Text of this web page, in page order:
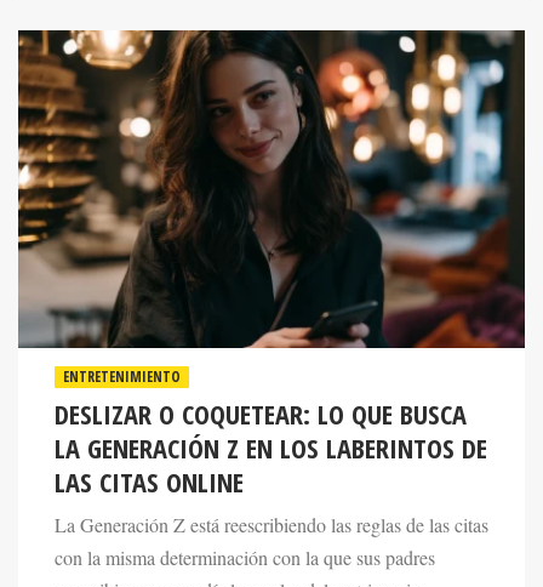
ENTRETENIMIENTO
DESLIZAR O COQUETEAR: LO QUE BUSCA
LA GENERACIÓN Z EN LOS LABERINTOS DE
LAS CITAS ONLINE
La Generación Z está reescribiendo las reglas de las citas
con la misma determinación con la que sus padres
reescribieron en su día las reglas del matrimonio.